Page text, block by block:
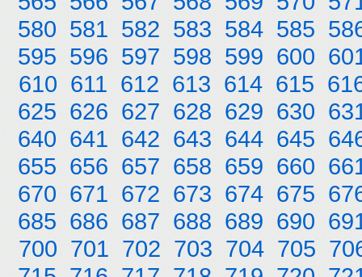
580 581 582 583 584 585
595 596 597 598 599 600
610 611 612 613 614 615
625 626 627 628 629 630
640 641 642 643 644 645
655 656 657 658 659 660
670 671 672 673 674 675
685 686 687 688 689 690
700 701 702 703 704 705